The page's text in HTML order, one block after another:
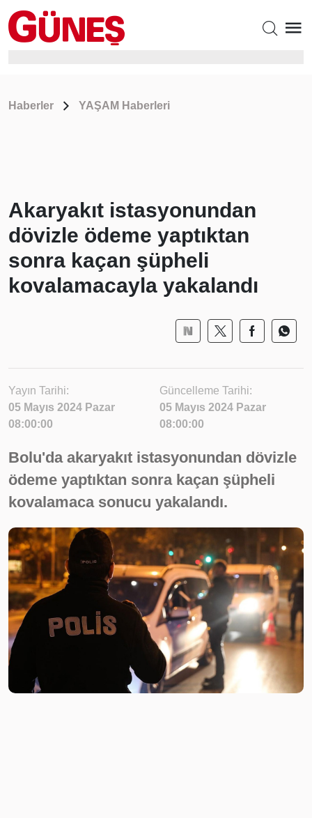
Haberler YAŞAM Haberleri
Akaryakıt istasyonundan
dövizle ödeme yaptıktan
sonra kaçan şüpheli
kovalamacayla yakalandı
Yayın Tarihi:
05 Mayıs 2024 Pazar
08:00:00
Güncelleme Tarihi:
05 Mayıs 2024 Pazar
08:00:00
Bolu'da akaryakıt istasyonundan dövizle
ödeme yaptıktan sonra kaçan şüpheli
kovalamaca sonucu yakalandı.